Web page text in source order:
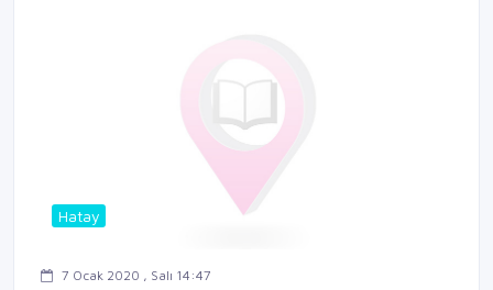
Hatay
7 Ocak 2020 , Salı 14:47